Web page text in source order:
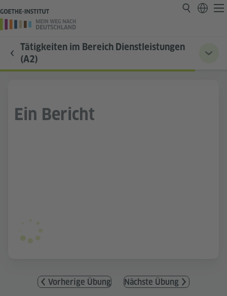
Tätigkeiten im Bereich Dienstleistungen
(A2)
Ein Bericht
Vorherige Übung Nächste Übung